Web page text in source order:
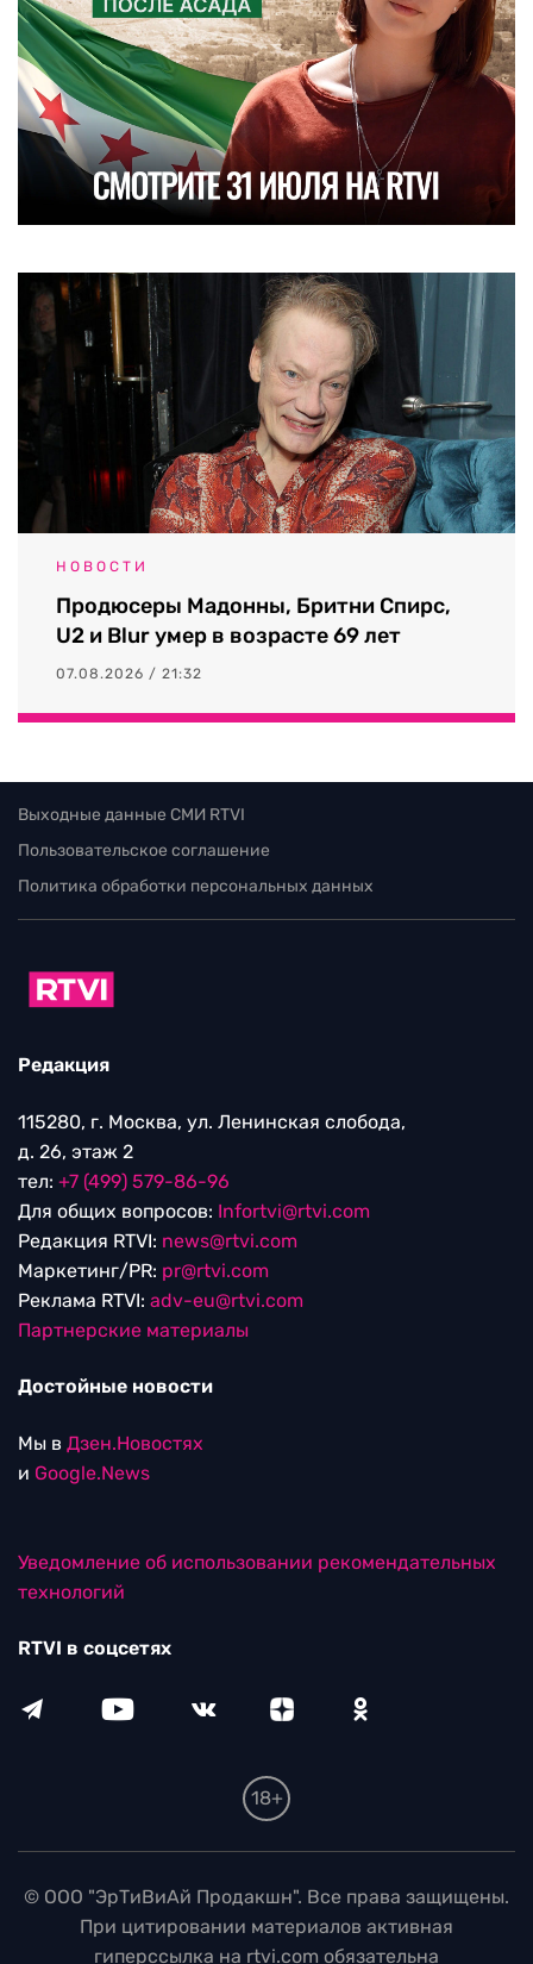
НОВОСТИ
Продюсеры Мадонны, Бритни Спирс,
U2 и Blur умер в возрасте 69 лет
07.08.2026 / 21:32
Выходные данные СМИ RTVI
Пользовательское соглашение
Политика обработки персональных данных
Редакция
115280, г. Москва, ул. Ленинская слобода,
д. 26, этаж 2
тел: +7 (499) 579-86-96
Для общих вопросов: Infortvi@rtvi.com
Редакция RTVI: news@rtvi.com
Маркетинг/PR: pr@rtvi.com
Реклама RTVI: adv-eu@rtvi.com
Партнерские материалы
Достойные новости
Мы в Дзен.Новостях
и Google.News
Уведомление об использовании рекомендательных
технологий
RTVI в соцсетях
18+
© ООО "ЭрТиВиАй Продакшн". Все права защищены.
При цитировании материалов активная
гиперссылка на rtvi.com обязательна